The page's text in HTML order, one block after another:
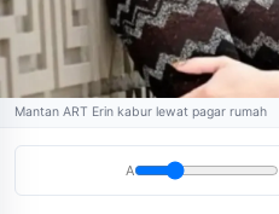
Mantan ART Erin kabur lewat pagar rumah
A